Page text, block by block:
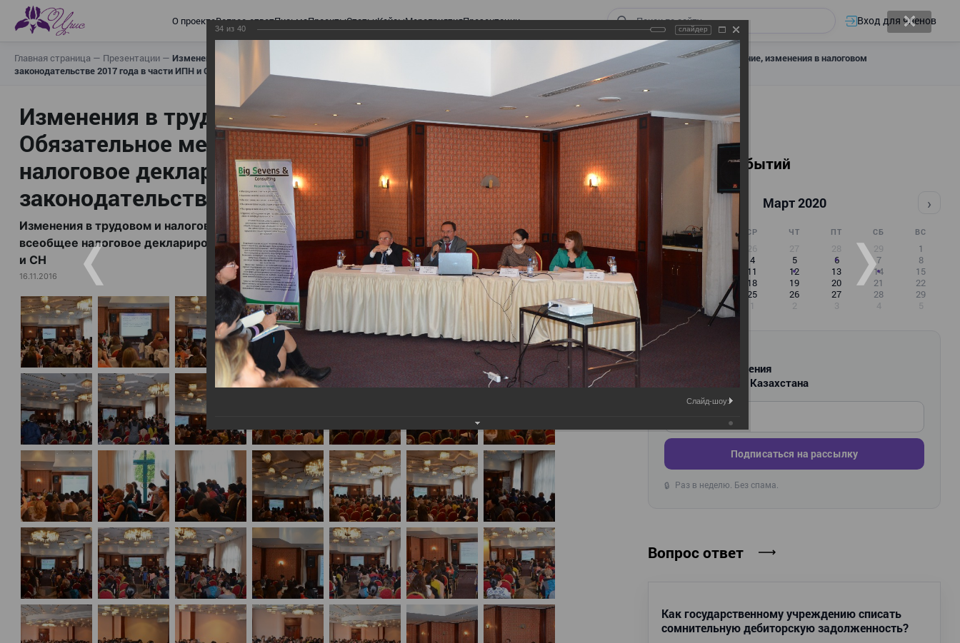
О проектеВопрос-ответПисьмаПроектыСтатьиКейсыМероприятияПрезентации Вход для членов
Главная страница — Презентации — Изменения в трудовом и налоговом законодательстве: Обязательное медицинское страхование, всеобщее налоговое декларирование, изменения в налоговом
законодательстве 2017 года в части ИПН и СН
Изменения в трудовом и налоговом законодательстве:
Обязательное медицинское страхование, всеобщее
налоговое декларирование, изменения в налоговом
законодательстве 2017 года в части ИПН и СН
Изменения в трудовом и налоговом законодательстве: Обязательное медицинское страхование,
всеобщее налоговое декларирование, изменения в налоговом законодательстве 2017 года в части ИПН
и СН
16.11.2016
Календарь событий
Март 2020 ›
ПН СР ЧТ ПТ СБ ВС
24 26 27 28 29
1
2
4 5 6 7
8
11 12 13 14
15
18 19 20 21
22
24 25 26 27 28
29
1 2 3 4 5
Новости и изменения
для бухгалтеров Казахстана
Введите ваш e-mail
Подписаться на рассылку
🔒 Раз в неделю. Без спама.
Вопрос ответ
Как государственному учреждению списать
сомнительную дебиторскую задолженность?
34 из 40 слайдер
Слайд-шоу: